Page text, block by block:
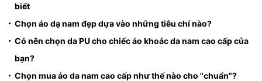
biết
Chọn áo dạ nam đẹp dựa vào những tiêu chí nào?
Có nên chọn da PU cho chiếc áo khoác da nam cao cấp của
bạn?
Chọn mua áo da nam cao cấp như thế nào cho "chuẩn"?